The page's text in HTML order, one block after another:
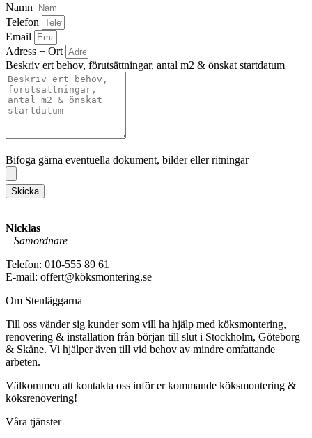
Namn
Telefon
Email
Adress + Ort
Beskriv ert behov, förutsättningar, antal m2 & önskat startdatum
Bifoga gärna eventuella dokument, bilder eller ritningar
Skicka
Nicklas
– Samordnare
Telefon: 010-555 89 61
E-mail: offert@köksmontering.se
Om Stenläggarna
Till oss vänder sig kunder som vill ha hjälp med köksmontering,
renovering & installation från början till slut i Stockholm, Göteborg
& Skåne. Vi hjälper även till vid behov av mindre omfattande
arbeten.
Välkommen att kontakta oss inför er kommande köksmontering &
köksrenovering!
Våra tjänster